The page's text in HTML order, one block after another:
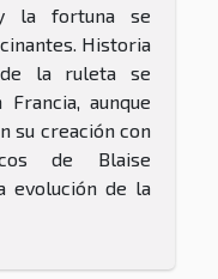
la fortuna se
Historia
la ruleta se
aunque
su creación con
de Blaise
evolución de la